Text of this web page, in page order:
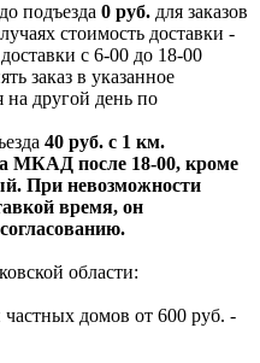
подъезда 0 руб. для заказов
стоимость доставки -
с 6-00 до 18-00
заказ в указанное
на другой день по
40 руб. с 1 км.
МКАД после 18-00, кроме
При невозможности
время, он
области:
домов от 600 руб. -